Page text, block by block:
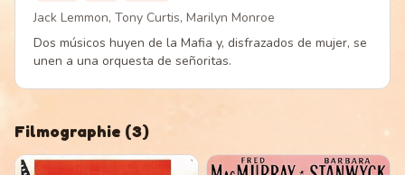
Jack Lemmon, Tony Curtis, Marilyn Monroe
Dos músicos huyen de la Mafia y, disfrazados de mujer, se
unen a una orquesta de señoritas.
Filmographie (3)